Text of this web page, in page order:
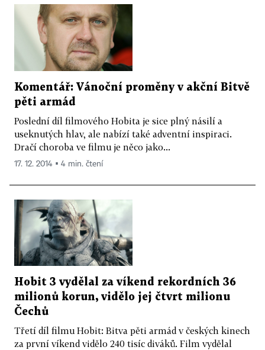
Komentář: Vánoční proměny v akční Bitvě
pěti armád
Poslední díl filmového Hobita je sice plný násilí a
useknutých hlav, ale nabízí také adventní inspiraci.
Dračí choroba ve filmu je něco jako...
17. 12. 2014 ▪ 4 min. čtení
Hobit 3 vydělal za víkend rekordních 36
milionů korun, vidělo jej čtvrt milionu
Čechů
Třetí díl filmu Hobit: Bitva pěti armád v českých kinech
za první víkend vidělo 240 tisíc diváků. Film vydělal